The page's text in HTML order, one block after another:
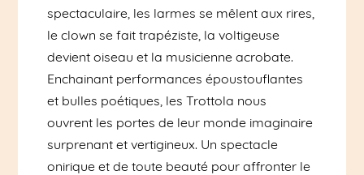
spectaculaire, les larmes se mêlent aux rires,
le clown se fait trapéziste, la voltigeuse
devient oiseau et la musicienne acrobate.
Enchainant performances époustouflantes
et bulles poétiques, les Trottola nous
ouvrent les portes de leur monde imaginaire
surprenant et vertigineux. Un spectacle
onirique et de toute beauté pour affronter le